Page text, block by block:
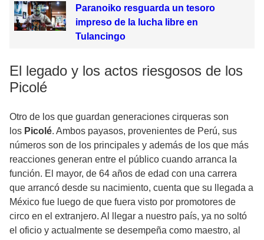
Paranoiko resguarda un tesoro
impreso de la lucha libre en
Tulancingo
El legado y los actos riesgosos de los
Picolé
Otro de los que guardan generaciones cirqueras son
los Picolé. Ambos payasos, provenientes de Perú, sus
números son de los principales y además de los que más
reacciones generan entre el público cuando arranca la
función. El mayor, de 64 años de edad con una carrera
que arrancó desde su nacimiento, cuenta que su llegada a
México fue luego de que fuera visto por promotores de
circo en el extranjero. Al llegar a nuestro país, ya no soltó
el oficio y actualmente se desempeña como maestro, al